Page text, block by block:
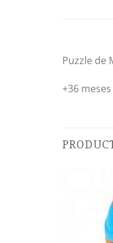
Puzzle de
+36 meses